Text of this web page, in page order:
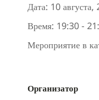
Дата: 10 августа,
Время: 19:30 -
Мероприятие в
Организатор